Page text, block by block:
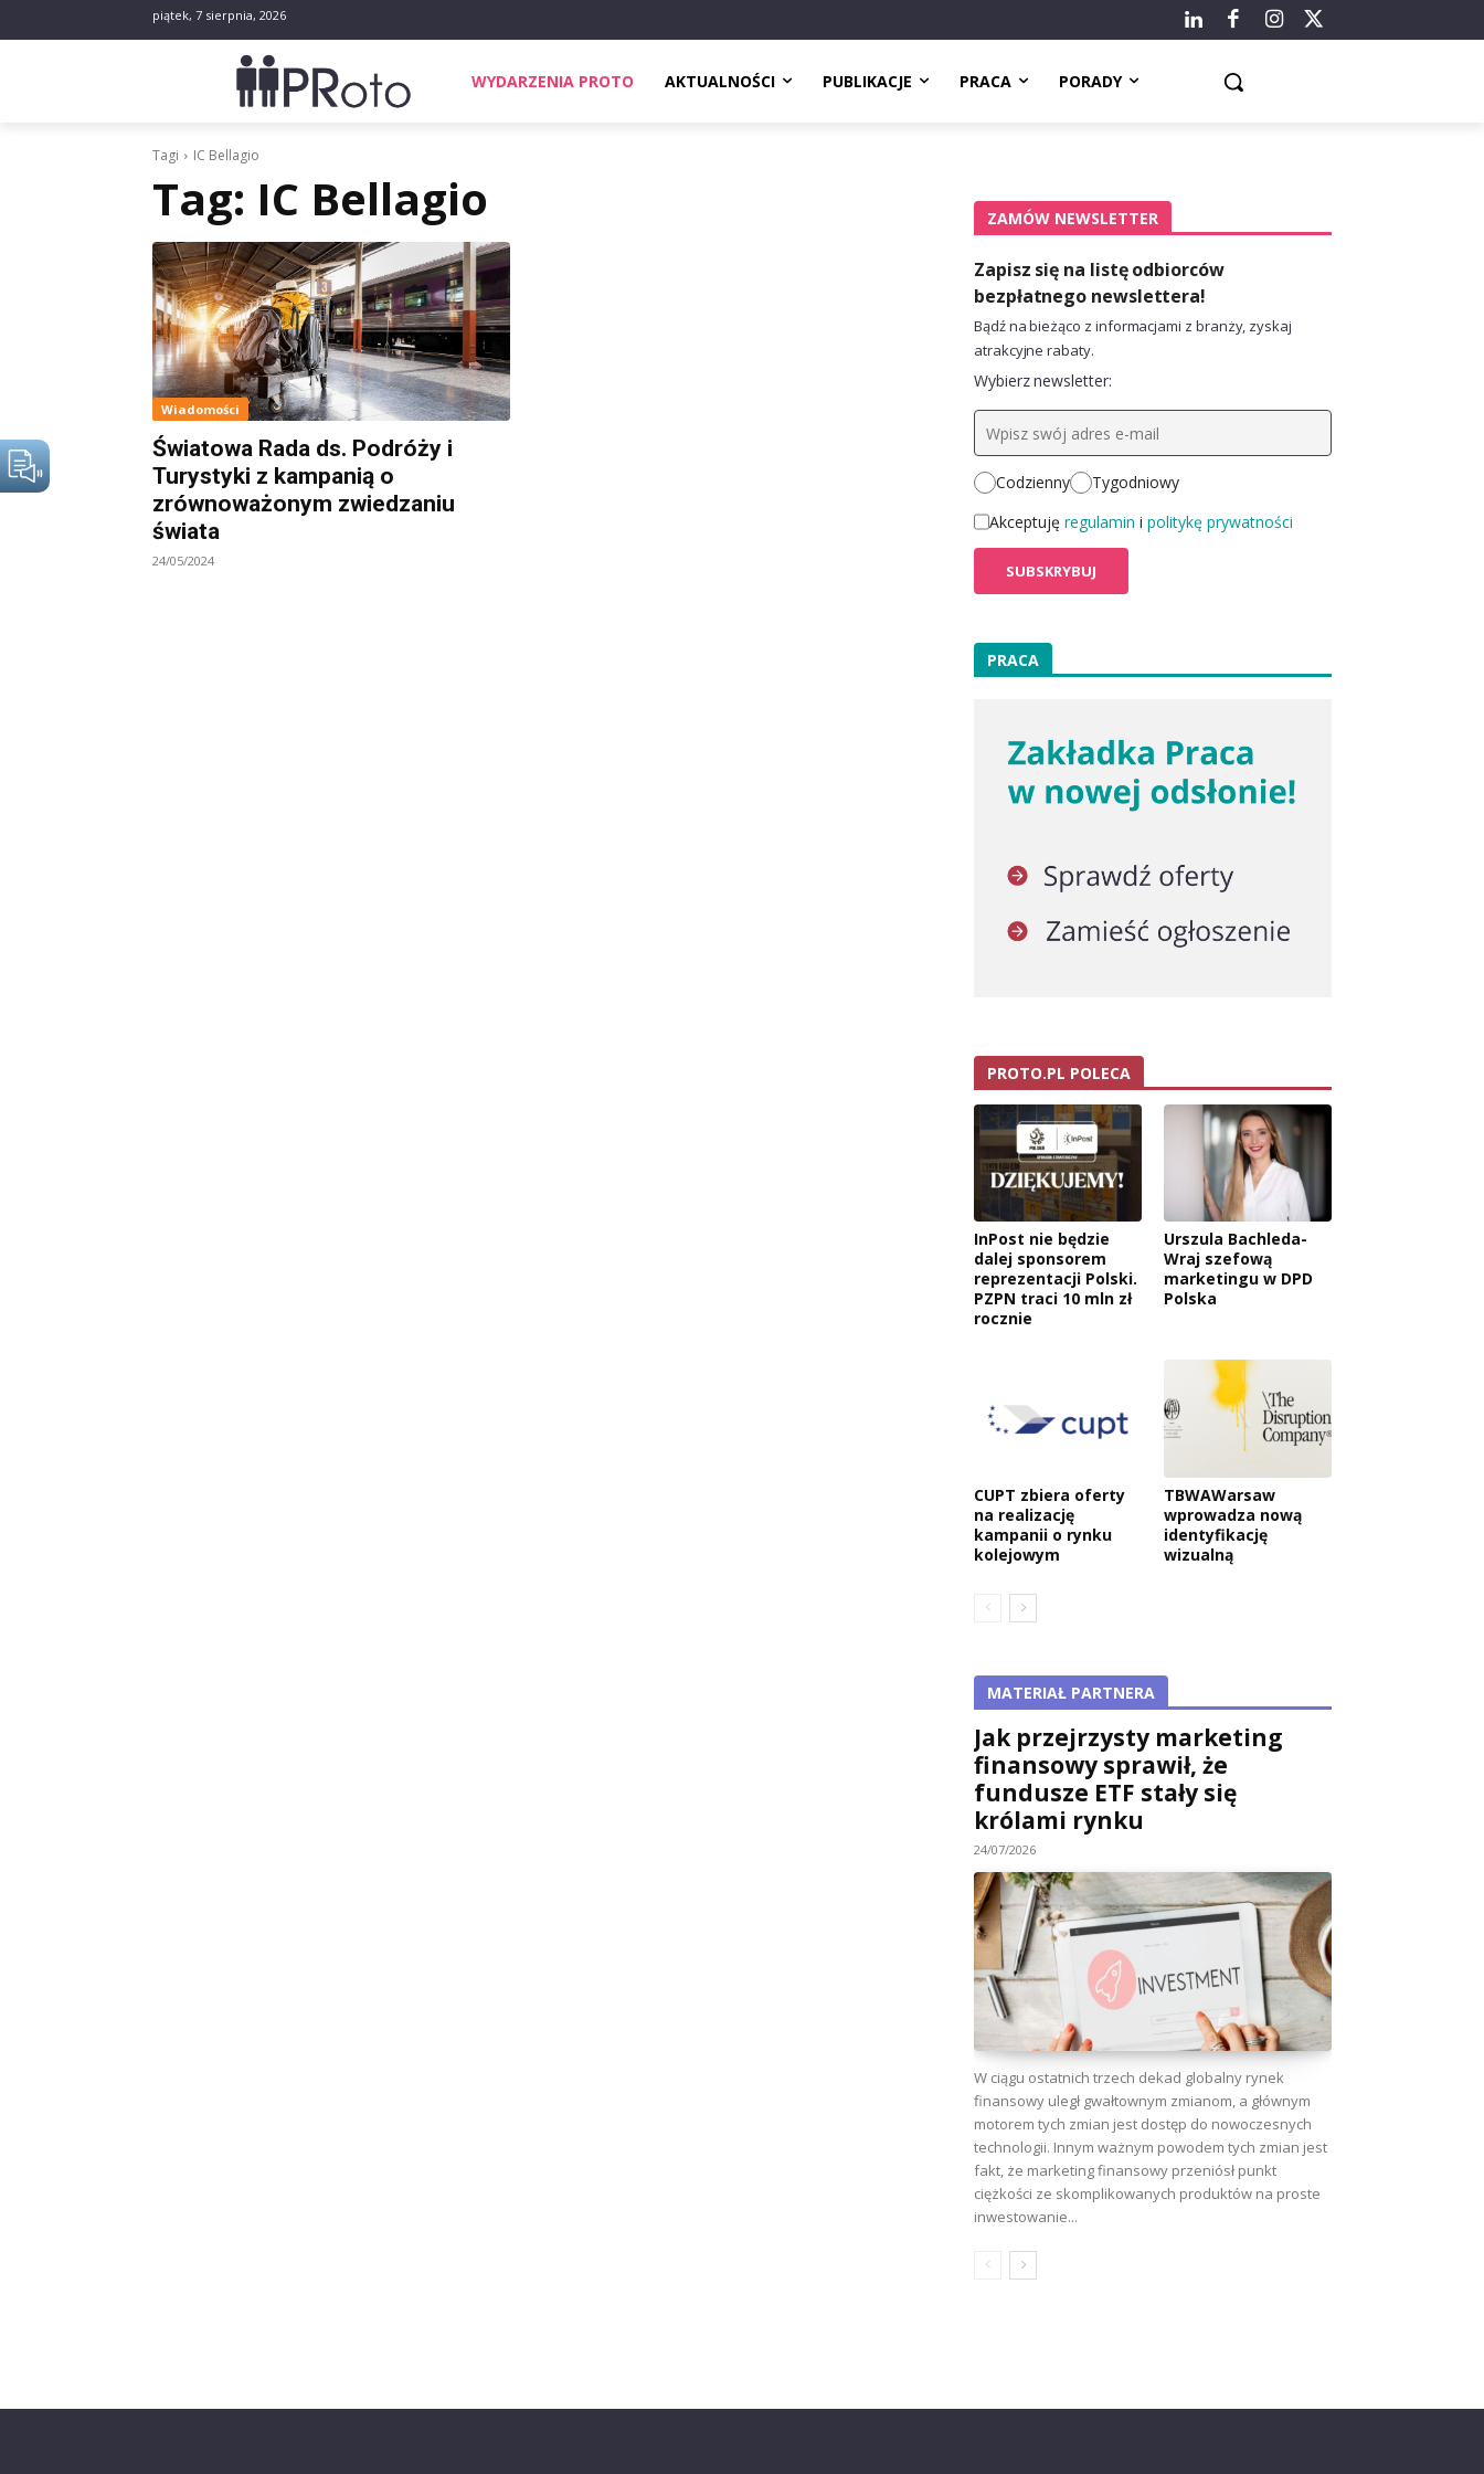
piątek, 7 sierpnia, 2026
WYDARZENIA PROTO AKTUALNOŚCI PUBLIKACJE PRACA PORADY
Tagi IC Bellagio
Tag: IC Bellagio
Wiadomości
Światowa Rada ds. Podróży i
Turystyki z kampanią o
zrównoważonym zwiedzaniu
świata
24/05/2024
ZAMÓW NEWSLETTER
Zapisz się na listę odbiorców
bezpłatnego newslettera!
Bądź na bieżąco z informacjami z branży, zyskaj
atrakcyjne rabaty.
Wybierz newsletter:
Codzienny
Tygodniowy
Akceptuję regulamin i politykę prywatności
PRACA
PROTO.PL POLECA
InPost nie będzie
dalej sponsorem
reprezentacji Polski.
PZPN traci 10 mln zł
rocznie
Urszula Bachleda-
Wraj szefową
marketingu w DPD
Polska
CUPT zbiera oferty
na realizację
kampanii o rynku
kolejowym
TBWAWarsaw
wprowadza nową
identyfikację
wizualną
MATERIAŁ PARTNERA
Jak przejrzysty marketing
finansowy sprawił, że
fundusze ETF stały się
królami rynku
24/07/2026
W ciągu ostatnich trzech dekad globalny rynek
finansowy uległ gwałtownym zmianom, a głównym
motorem tych zmian jest dostęp do nowoczesnych
technologii. Innym ważnym powodem tych zmian jest
fakt, że marketing finansowy przeniósł punkt
ciężkości ze skomplikowanych produktów na proste
inwestowanie...